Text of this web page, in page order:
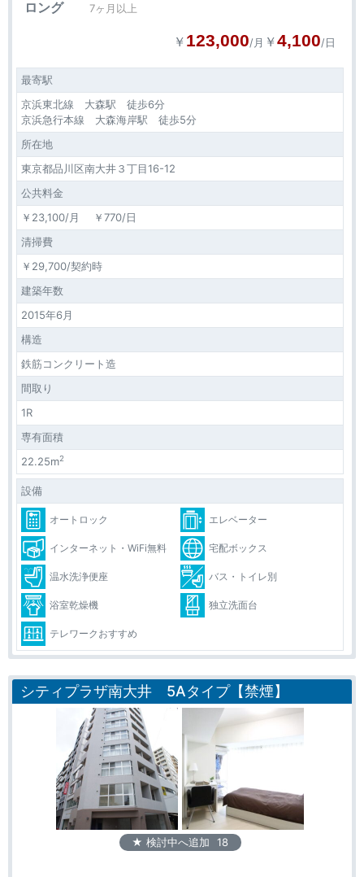
ロング 7ヶ月以上
￥ 123,000/月 ￥4,100/日
最寄駅
京浜東北線 大森駅 徒歩6分
京浜急行本線 大森海岸駅 徒歩5分
所在地
東京都品川区南大井３丁目16-12
公共料金
￥23,100/月 ￥770/日
清掃費
￥29,700/契約時
建築年数
2015年6月
構造
鉄筋コンクリート造
間取り
1R
専有面積
22.25m2
設備
オートロック エレベーター
インターネット・WiFi無料 宅配ボックス
温水洗浄便座 バス・トイレ別
浴室乾燥機 独立洗面台
テレワークおすすめ
シティプラザ南大井 5Aタイプ【禁煙】
★ 検討中へ追加 18